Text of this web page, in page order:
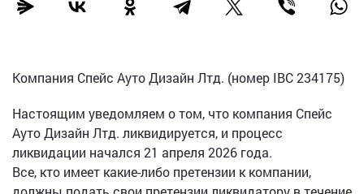
Компания Спейс Ауто Дизайн Лтд. (номер IBC 234175)
Настоящим уведомляем о том, что компания Спейс
Ауто Дизайн Лтд. ликвидируется, и процесс
ликвидации начался 21 апреля 2026 года.
Все, кто имеет какие-либо претензии к компании,